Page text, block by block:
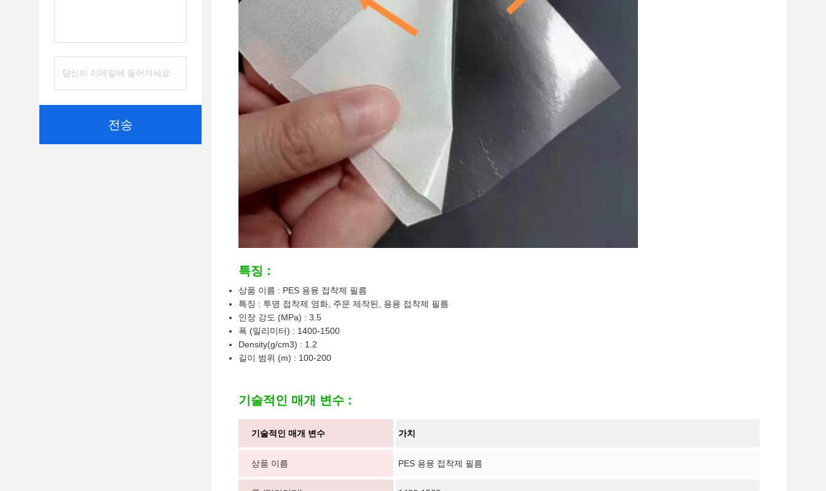
전송
특징 :
상품 이름 : PES 용융 접착제 필름
특징 : 투명 접착제 영화, 주문 제작된, 용융 접착제 필름
인장 강도 (MPa) : 3.5
폭 (밀리미터) : 1400-1500
Density(g/cm3) : 1.2
길이 범위 (m) : 100-200
기술적인 매개 변수 :
기술적인 매개 변수 가치
상품 이름 PES 용융 접착제 필름